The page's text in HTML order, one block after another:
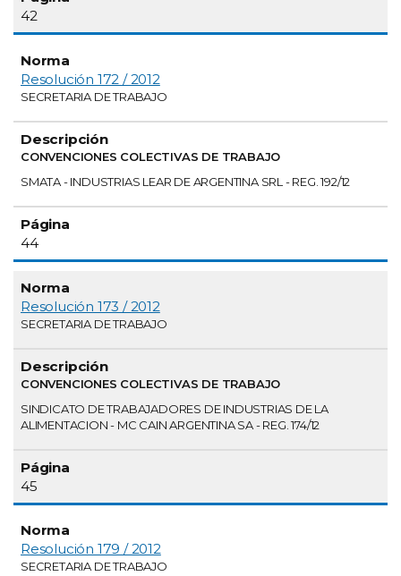
42
Resolución 172 / 2012
SECRETARIA DE TRABAJO
CONVENCIONES COLECTIVAS DE TRABAJO
SMATA - INDUSTRIAS LEAR DE ARGENTINA SRL - REG. 192/12
44
Resolución 173 / 2012
SECRETARIA DE TRABAJO
CONVENCIONES COLECTIVAS DE TRABAJO
SINDICATO DE TRABAJADORES DE INDUSTRIAS DE LA
ALIMENTACION - MC CAIN ARGENTINA SA - REG. 174/12
45
Resolución 179 / 2012
SECRETARIA DE TRABAJO